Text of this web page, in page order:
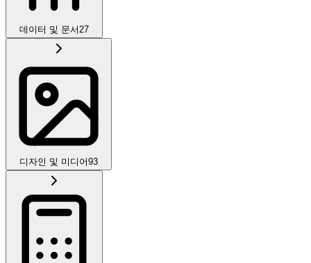
데이터 및 문서27
디자인 및 미디어93